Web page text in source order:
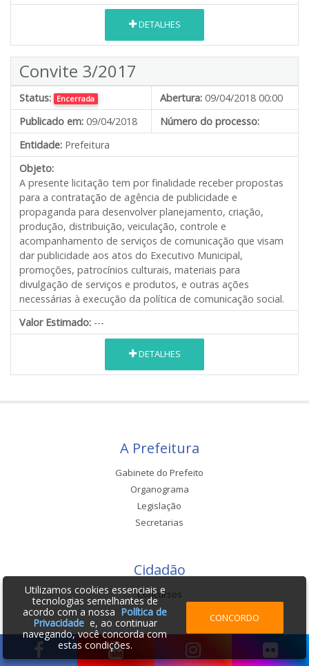
DETALHES
Convite 3/2017
Status: Encerrada Abertura: 09/04/2018 00:00
Publicado em: 09/04/2018
Número do processo:
Entidade: Prefeitura
Objeto:
A presente licitação tem por finalidade receber propostas
para a contratação de agência de publicidade e
propaganda para desenvolver planejamento, criação,
produção, distribuição, veiculação, controle e
acompanhamento de serviços de comunicação que visam
dar publicidade aos atos do Executivo Municipal,
promoções, patrocínios culturais, materiais para
divulgação de serviços e produtos, e outras ações
necessárias à execução da política de comunicação social.
Valor Estimado: ---
DETALHES
A Prefeitura
Gabinete do Prefeito
Organograma
Legislação
Secretarias
Cidadão
Concursos
Imprensa
Utilizamos cookies essenciais e
tecnologias semelhantes de
acordo com a nossa Política de
Privacidadee, ao continuar
navegando, você concorda com
estas condições.
CONCORDO